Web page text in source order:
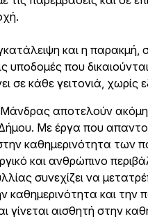
και η παρακμή,
που
κάθε γειτονιά, χωρίς
Μάνδρας αποτελούν
Με έργα που
καθημερινότητα των
και ανθρώπινο
συνεχίζει να
και την
γίνεται αισθητή στην